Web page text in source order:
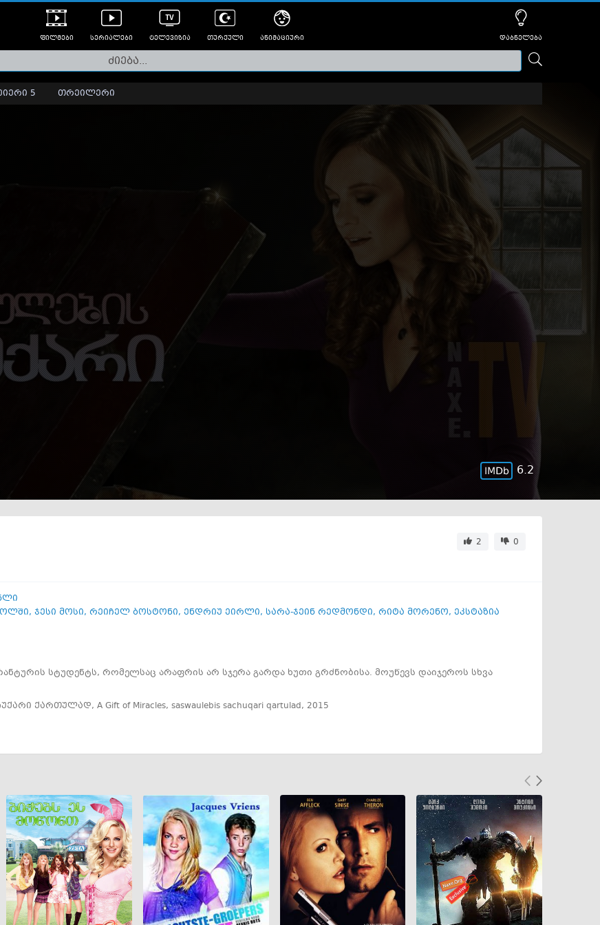
ფილმები სერიალები ტელევიზია თურქული ანიმაციური დაბნელება
5 თრეილერი
6.2
2
0
, ჯესი მოსი, რეიჩელ ბოსტონი, ენდრიუ ეირლი, სარა-ჯეინ რედმონდი, რიტა მორენო, ეკსტაზია
სტუდენტს, რომელსაც არაფრის არ სჯერა გარდა ხუთი გრძნობისა. მოუწევს დაიჯეროს სხვა
ქართულად, A Gift of Miracles, saswaulebis sachuqari qartulad, 2015